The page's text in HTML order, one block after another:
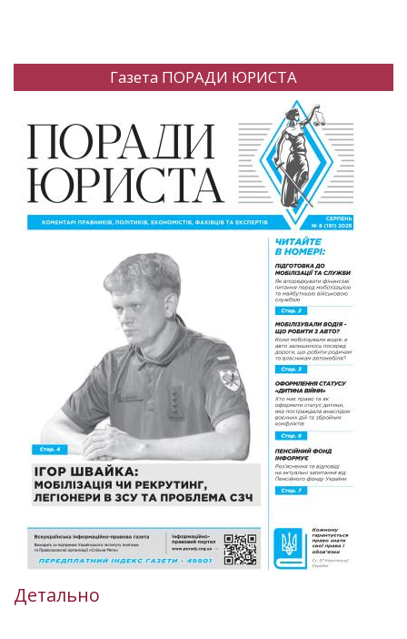
Газета ПОРАДИ ЮРИСТА
Детально